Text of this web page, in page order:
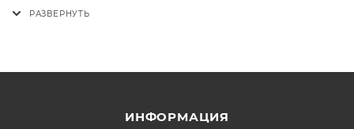
ИНФОРМАЦИЯ